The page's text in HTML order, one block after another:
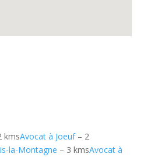
kmsAvocat à Joeuf– 2
la-Montagne – 3 kmsAvocat à